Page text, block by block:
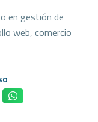
en gestión de
web, comercio